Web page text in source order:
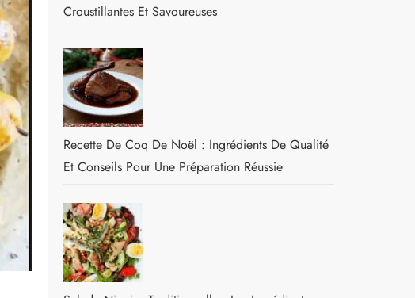
Croustillantes Et Savoureuses
Recette De Coq De Noël : Ingrédients De Qualité
Et Conseils Pour Une Préparation Réussie